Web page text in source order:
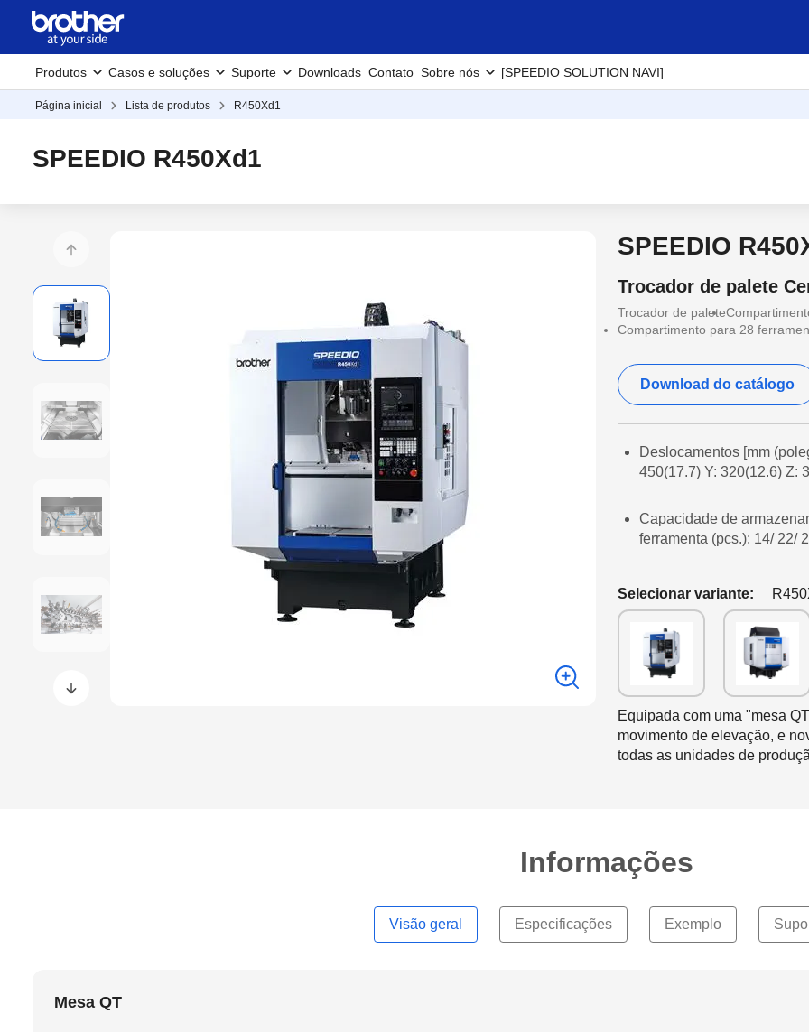
Produtos Casos e soluções Suporte Downloads Contato Sobre nós [SPEEDIO SOLUTION NAVI]
Página inicial Lista de produtos R450Xd1
SPEEDIO R450Xd1
SPEEDIO
Trocador de palete
Trocador de palete
Compartimento para 28
Download do catálogo
Deslocamentos [mm
450(17.7) Y: 320(12.6) Z:
Capacidade de
ferramenta (pcs.): 14/ 22/
Selecionar variante:
Equipada com uma "mesa
movimento de elevação, e
todas as unidades de
Informações
Visão geral Especificações Exemplo
Mesa QT